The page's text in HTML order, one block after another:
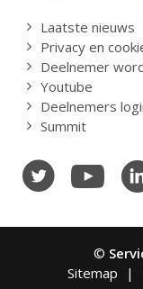
Laatste nieuws
Privacy en
Deelnemer
Youtube
Deelnemers
Summit
©
Sitemap